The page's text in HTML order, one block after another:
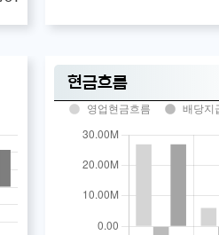
현금흐름
영업현금흐름 배당지